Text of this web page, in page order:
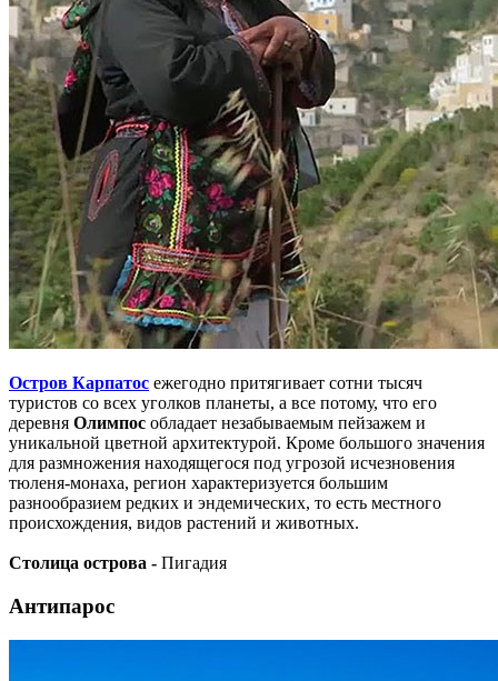
Остров Карпатос ежегодно притягивает сотни тысяч
туристов со всех уголков планеты, а все потому, что его
деревня Олимпос обладает незабываемым пейзажем и
уникальной цветной архитектурой. Кроме большого значения
для размножения находящегося под угрозой исчезновения
тюленя-монаха, регион характеризуется большим
разнообразием редких и эндемических, то есть местного
происхождения, видов растений и животных.
Столица острова - Пигадия
Антипарос